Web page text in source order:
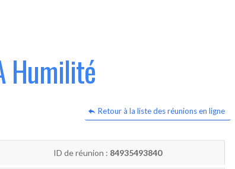
Humilité
Retour à la liste des réunions en ligne
ID de réunion : 84935493840